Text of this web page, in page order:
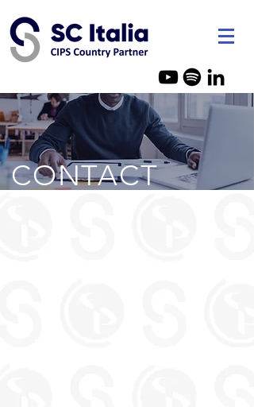
SC Italia - Consulenza Acquist
CONTACT